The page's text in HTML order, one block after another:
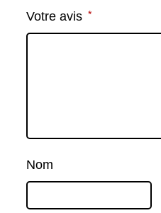
Votre avis *
Nom